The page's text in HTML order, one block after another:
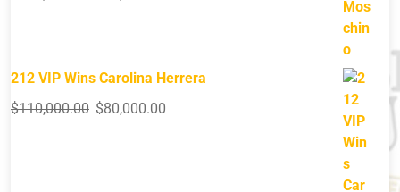
212 VIP Wins Carolina Herrera
$110,000.00 $80,000.00